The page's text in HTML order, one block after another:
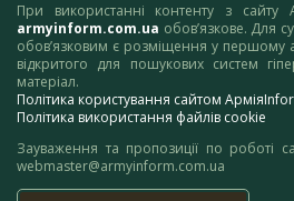
При використанні контенту з сайту
armyinform.com.ua обов’язкове. Для
обов’язковим є розміщення у першому
відкритого для пошукових систем
матеріал.
Політика користування сайтом
Політика використання файлів cookie
Зауваження та пропозиції по роботі
webmaster@armyinform.com.ua